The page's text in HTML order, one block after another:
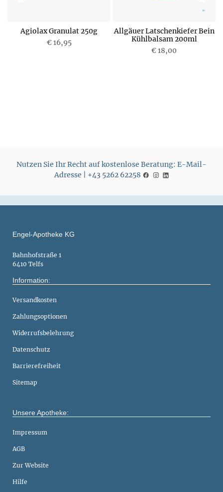
Agiolax Granulat 250g
€ 16,95
Allgäuer Latschenkiefer Bein
Kühlbalsam 200ml
€ 18,00
Nutzen Sie Ihr Recht auf kostenlose Beratung: E-Mail-
Adresse | +43 5262 62258
Engel-Apotheke KG
Bahnhofstraße 1
6410 Telfs
Information:
Versandkosten
Zahlungsoptionen
Widerrufsbelehrung
Datenschutz
Barrierefreiheit
Sitemap
Unsere Apotheke:
Impressum
AGB
Zur Website
Hilfe